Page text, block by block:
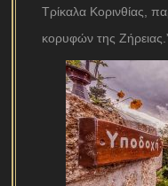
Τρίκαλα Κορινθίας,
κορυφών της